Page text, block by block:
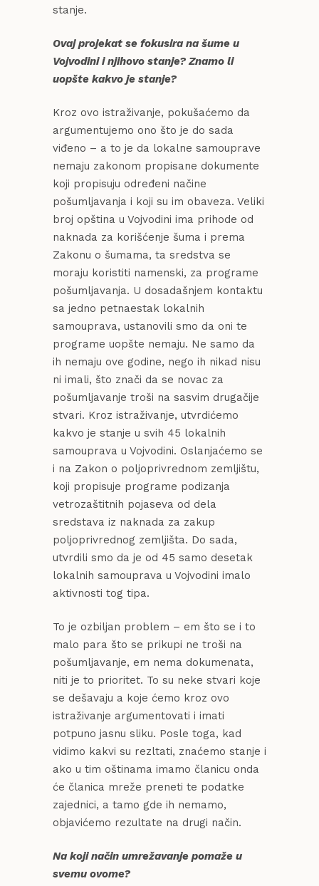
stanje.
Ovaj projekat se fokusira na šume u
Vojvodini i njihovo stanje? Znamo li
uopšte kakvo je stanje?
Kroz ovo istraživanje, pokušaćemo da
argumentujemo ono što je do sada
viđeno – a to je da lokalne samouprave
nemaju zakonom propisane dokumente
koji propisuju određeni načine
pošumljavanja i koji su im obaveza. Veliki
broj opština u Vojvodini ima prihode od
naknada za korišćenje šuma i prema
Zakonu o šumama, ta sredstva se
moraju koristiti namenski, za programe
pošumljavanja. U dosadašnjem kontaktu
sa jedno petnaestak lokalnih
samouprava, ustanovili smo da oni te
programe uopšte nemaju. Ne samo da
ih nemaju ove godine, nego ih nikad nisu
ni imali, što znači da se novac za
pošumljavanje troši na sasvim drugačije
stvari. Kroz istraživanje, utvrdićemo
kakvo je stanje u svih 45 lokalnih
samouprava u Vojvodini. Oslanjaćemo se
i na Zakon o poljoprivrednom zemljištu,
koji propisuje programe podizanja
vetrozaštitnih pojaseva od dela
sredstava iz naknada za zakup
poljoprivrednog zemljišta. Do sada,
utvrdili smo da je od 45 samo desetak
lokalnih samouprava u Vojvodini imalo
aktivnosti tog tipa.
To je ozbiljan problem – em što se i to
malo para što se prikupi ne troši na
pošumljavanje, em nema dokumenata,
niti je to prioritet. To su neke stvari koje
se dešavaju a koje ćemo kroz ovo
istraživanje argumentovati i imati
potpuno jasnu sliku. Posle toga, kad
vidimo kakvi su rezltati, znaćemo stanje i
ako u tim oštinama imamo članicu onda
će članica mreže preneti te podatke
zajednici, a tamo gde ih nemamo,
objavićemo rezultate na drugi način.
Na koji način umrežavanje pomaže u
svemu ovome?